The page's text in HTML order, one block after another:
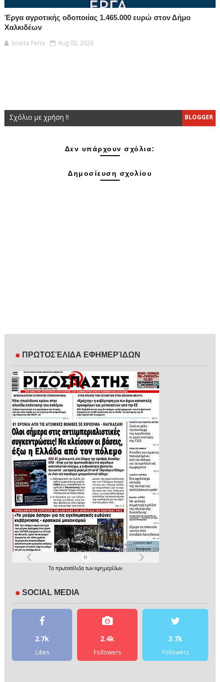
Έργα αγροτικής οδοποιίας 1.465.000 ευρώ στον Δήμο
Χαλκιδέων
Sourta Ferta
Aug 03, 2026
BLOGGER
Σχόλιο με χρήση !!
Δεν υπάρχουν σχόλια:
Δημοσίευση σχολίου
ΠΡΩΤΟΣΈΛΙΔΑ ΕΦΗΜΕΡΊΔΩΝ
Τα πρωτοσέλιδατων εφημερίδων
SOCIAL MEDIA
2.7k
Likes
2.4k
Followers
3.7k
Followers